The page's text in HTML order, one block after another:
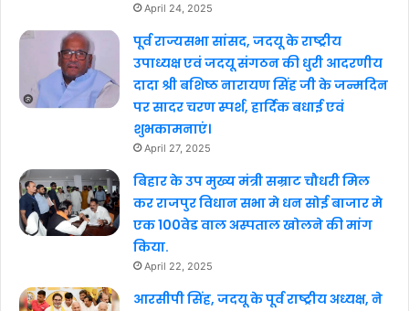
April 24, 2025
पूर्व राज्यसभा सांसद, जदयू के राष्ट्रीय
उपाध्यक्ष एवं जदयू संगठन की धुरी आदरणीय
दादा श्री बशिष्ठ नारायण सिंह जी के जन्मदिन
पर सादर चरण स्पर्श, हार्दिक बधाई एवं
शुभकामनाएं।
April 27, 2025
बिहार के उप मुख्य मंत्री सम्राट चौधरी मिल
कर राजपुर विधान सभा मे धन सोई बाजार मे
एक 100वेड वाल अस्पताल खोलने की मांग
किया.
April 22, 2025
आरसीपी सिंह, जदयू के पूर्व राष्ट्रीय अध्यक्ष, ने